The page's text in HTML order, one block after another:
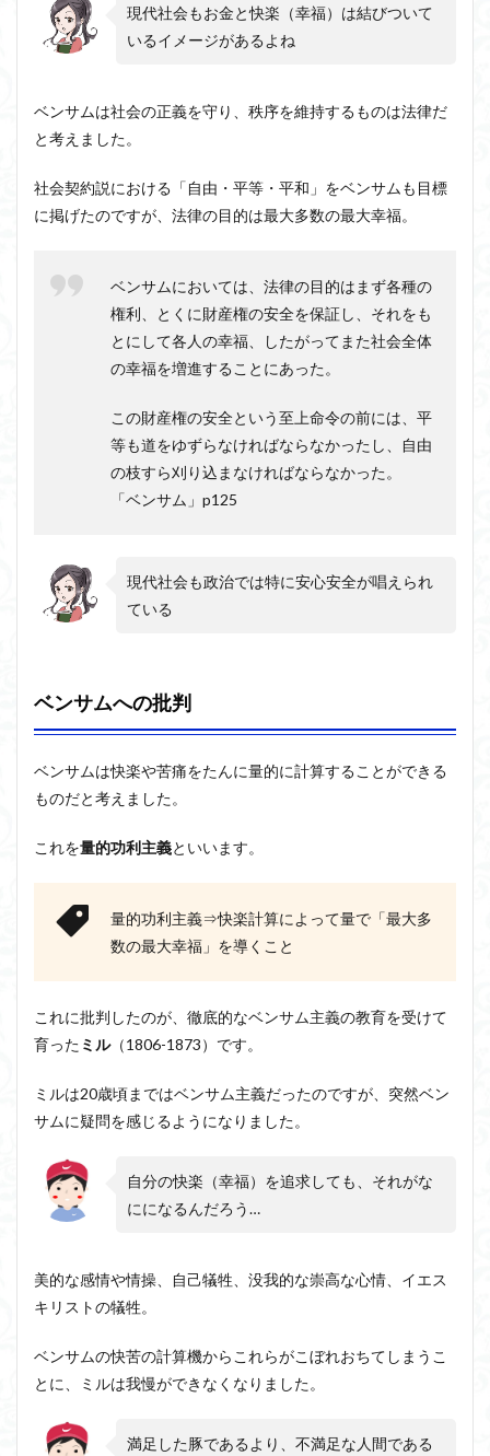
現代社会もお金と快楽（幸福）は結びついて
いるイメージがあるよね
ベンサムは社会の正義を守り、秩序を維持するものは法律だ
と考えました。
社会契約説における「自由・平等・平和」をベンサムも目標
に掲げたのですが、法律の目的は最大多数の最大幸福。
ベンサムにおいては、法律の目的はまず各種の
権利、とくに財産権の安全を保証し、それをも
とにして各人の幸福、したがってまた社会全体
の幸福を増進することにあった。
この財産権の安全という至上命令の前には、平
等も道をゆずらなければならなかったし、自由
の枝すら刈り込まなければならなかった。
「ベンサム」p125
現代社会も政治では特に安心安全が唱えられ
ている
ベンサムへの批判
ベンサムは快楽や苦痛をたんに量的に計算することができる
ものだと考えました。
これを量的功利主義といいます。
量的功利主義⇒快楽計算によって量で「最大多
数の最大幸福」を導くこと
これに批判したのが、徹底的なベンサム主義の教育を受けて
育った ミル（1806-1873）です。
ミルは20歳頃まではベンサム主義だったのですが、突然ベン
サムに疑問を感じるようになりました。
自分の快楽（幸福）を追求しても、それがな
にになるんだろう…
美的な感情や情操、自己犠牲、没我的な崇高な心情、イエス
キリストの犠牲。
ベンサムの快苦の計算機からこれらがこぼれおちてしまうこ
とに、ミルは我慢ができなくなりました。
満足した豚であるより、不満足な人間である